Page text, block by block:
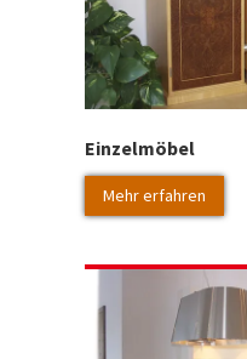
Einzelmöbel
Mehr erfahren